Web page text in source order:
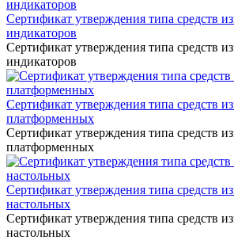
Сертификат утверждения типа средств
индикаторов
Сертификат утверждения типа средств
индикаторов
Сертификат утверждения типа средств
платформенных
Сертификат утверждения типа средств
платформенных
Сертификат утверждения типа средств
настольных
Сертификат утверждения типа средств
настольных